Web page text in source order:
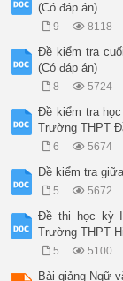
(Có đáp án)
9 8118
Đề kiểm tra
(Có đáp án)
8 5724
Đề kiểm tra
Trường THPT
6 5674
Đề kiểm tra
5 5672
Đề thi học kỳ
Trường THPT
5 5100
Bài giảng Ngữ